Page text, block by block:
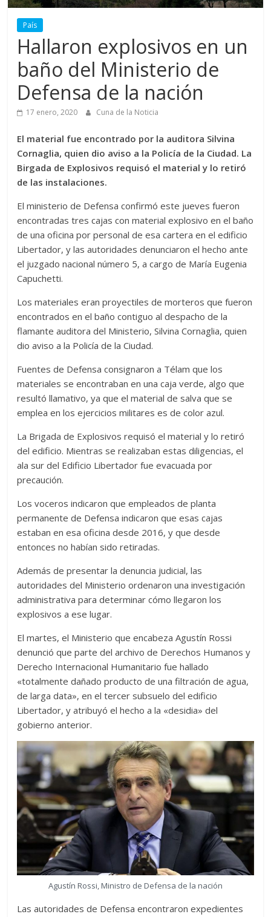
País
Hallaron explosivos en un
baño del Ministerio de
Defensa de la nación
17 enero, 2020 Cuna de la Noticia
El material fue encontrado por la auditora Silvina
Cornaglia, quien dio aviso a la Policía de la Ciudad. La
Birgada de Explosivos requisó el material y lo retiró
de las instalaciones.
El ministerio de Defensa confirmó este jueves fueron
encontradas tres cajas con material explosivo en el baño
de una oficina por personal de esa cartera en el edificio
Libertador, y las autoridades denunciaron el hecho ante
el juzgado nacional número 5, a cargo de María Eugenia
Capuchetti.
Los materiales eran proyectiles de morteros que fueron
encontrados en el baño contiguo al despacho de la
flamante auditora del Ministerio, Silvina Cornaglia, quien
dio aviso a la Policía de la Ciudad.
Fuentes de Defensa consignaron a Télam que los
materiales se encontraban en una caja verde, algo que
resultó llamativo, ya que el material de salva que se
emplea en los ejercicios militares es de color azul.
La Brigada de Explosivos requisó el material y lo retiró
del edificio. Mientras se realizaban estas diligencias, el
ala sur del Edificio Libertador fue evacuada por
precaución.
Los voceros indicaron que empleados de planta
permanente de Defensa indicaron que esas cajas
estaban en esa oficina desde 2016, y que desde
entonces no habían sido retiradas.
Además de presentar la denuncia judicial, las
autoridades del Ministerio ordenaron una investigación
administrativa para determinar cómo llegaron los
explosivos a ese lugar.
El martes, el Ministerio que encabeza Agustín Rossi
denunció que parte del archivo de Derechos Humanos y
Derecho Internacional Humanitario fue hallado
«totalmente dañado producto de una filtración de agua,
de larga data», en el tercer subsuelo del edificio
Libertador, y atribuyó el hecho a la «desidia» del
gobierno anterior.
Agustín Rossi, Ministro de Defensa de la nación
Las autoridades de Defensa encontraron expedientes